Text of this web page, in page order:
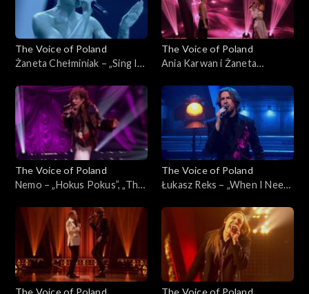
The Voice of Poland
Żaneta Chełminiak – „Sing It
Finał, 29 listopada 2025
The Voice of Poland
Ania Karwan i Żaneta
with Somebody”, „The Voice
of Poland”, Finał, 29
listopada 2025
The Voice of Poland
Nemo – „Hokus Pokus”, „The
listopada 2025
The Voice of Poland
Łukasz Reks – „When I Need
Finał, 29 listopada 2025
The Voice of Poland
The Voice of Poland